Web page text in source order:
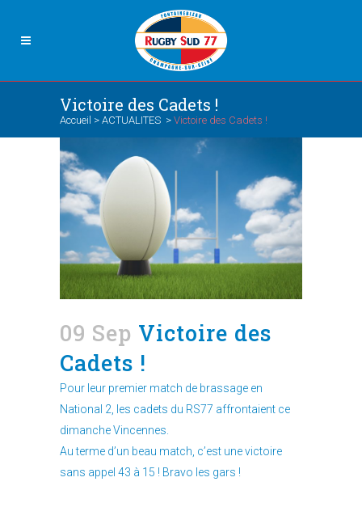
Victoire des Cadets !
Accueil > ACTUALITES > Victoire des Cadets !
09 Sep Victoire des
Cadets !
Pour leur premier match de brassage en
National 2, les cadets du RS77 affrontaient ce
dimanche Vincennes.
Au terme d’un beau match, c’est une victoire
sans appel 43 à 15 ! Bravo les gars !